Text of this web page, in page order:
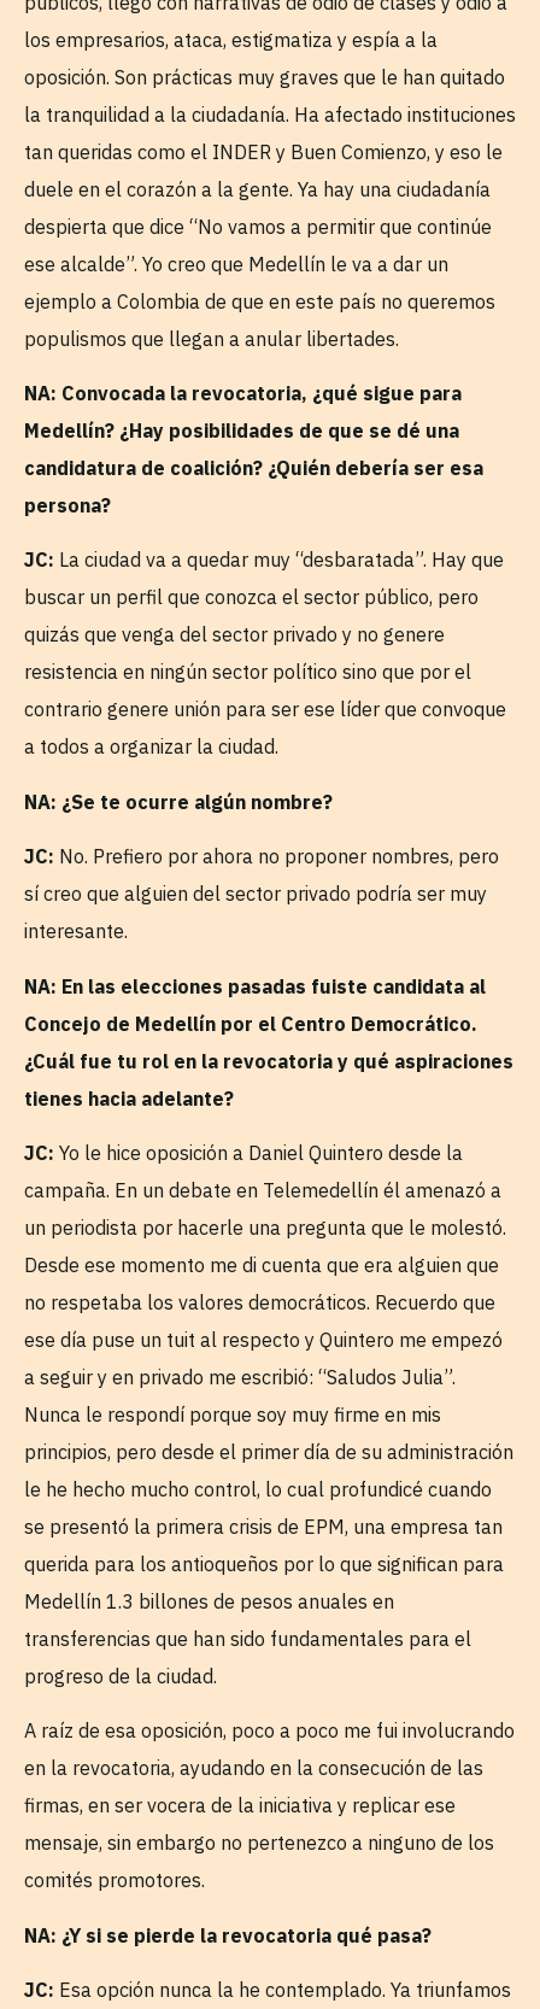
los empresarios, ataca, estigmatiza y espía a la
oposición. Son prácticas muy graves que le han quitado
la tranquilidad a la ciudadanía. Ha afectado instituciones
tan queridas como el INDER y Buen Comienzo, y eso le
duele en el corazón a la gente. Ya hay una ciudadanía
despierta que dice “No vamos a permitir que continúe
ese alcalde”. Yo creo que Medellín le va a dar un
ejemplo a Colombia de que en este país no queremos
populismos que llegan a anular libertades.
NA: Convocada la revocatoria, ¿qué sigue para
Medellín? ¿Hay posibilidades de que se dé una
candidatura de coalición? ¿Quién debería ser esa
persona?
JC: La ciudad va a quedar muy “desbaratada”. Hay que
buscar un perfil que conozca el sector público, pero
quizás que venga del sector privado y no genere
resistencia en ningún sector político sino que por el
contrario genere unión para ser ese líder que convoque
a todos a organizar la ciudad.
NA: ¿Se te ocurre algún nombre?
JC: No. Prefiero por ahora no proponer nombres, pero
sí creo que alguien del sector privado podría ser muy
interesante.
NA: En las elecciones pasadas fuiste candidata al
Concejo de Medellín por el Centro Democrático.
¿Cuál fue tu rol en la revocatoria y qué aspiraciones
tienes hacia adelante?
JC: Yo le hice oposición a Daniel Quintero desde la
campaña. En un debate en Telemedellín él amenazó a
un periodista por hacerle una pregunta que le molestó.
Desde ese momento me di cuenta que era alguien que
no respetaba los valores democráticos. Recuerdo que
ese día puse un tuit al respecto y Quintero me empezó
a seguir y en privado me escribió: “Saludos Julia”.
Nunca le respondí porque soy muy firme en mis
principios, pero desde el primer día de su administración
le he hecho mucho control, lo cual profundicé cuando
se presentó la primera crisis de EPM, una empresa tan
querida para los antioqueños por lo que significan para
Medellín 1.3 billones de pesos anuales en
transferencias que han sido fundamentales para el
progreso de la ciudad.
A raíz de esa oposición, poco a poco me fui involucrando
en la revocatoria, ayudando en la consecución de las
firmas, en ser vocera de la iniciativa y replicar ese
mensaje, sin embargo no pertenezco a ninguno de los
comités promotores.
NA: ¿Y si se pierde la revocatoria qué pasa?
JC: Esa opción nunca la he contemplado. Ya triunfamos